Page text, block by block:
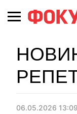
06.05.2026 13:09